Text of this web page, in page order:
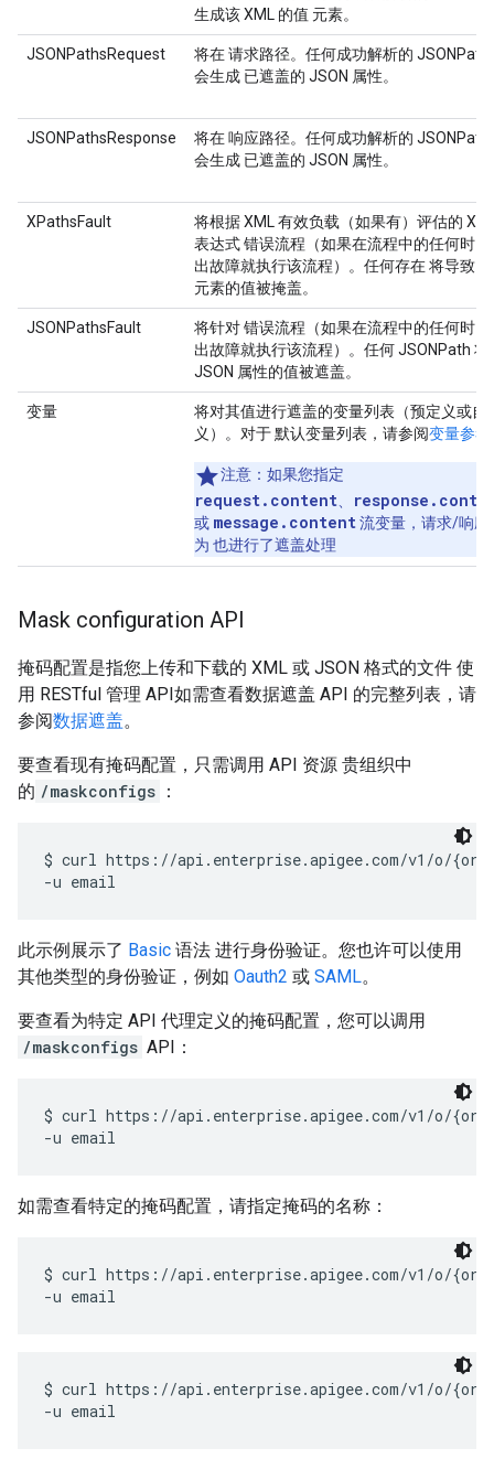
生成该 XML 的值 元素。
JSONPathsRequest
将在 请求路径。任何成功解析的 JSONPath
会生成 已遮盖的 JSON 属性。
JSONPathsResponse
将在 响应路径。任何成功解析的 JSONPath
会生成 已遮盖的 JSON 属性。
XPathsFault
将根据 XML 有效负载（如果有）评估的
表达式 错误流程（如果在流程中的任何时间
出故障就执行该流程）。任何存在 将导致
元素的值被掩盖。
JSONPathsFault
将针对 错误流程（如果在流程中的任何时间
出故障就执行该流程）。任何 JSONPath 将
JSON 属性的值被遮盖。
变量
将对其值进行遮盖的变量列表（预定义或自
义）。对于 默认变量列表，请参阅变量参考
注意 ：如果您指定
request.content
或 message.content流变量，请求/响应
为 也进行了遮盖处理
Mask configuration API
掩码配置是指您上传和下载的 XML 或 JSON 格式的文件 使
用 RESTful 管理 API如需查看数据遮盖 API 的完整列表，请
参阅数据遮盖。
要查看现有掩码配置，只需调用 API 资源 贵组织中
的 /maskconfigs ：
$ curl https://api.enterprise.apigee.com/v1/o/
-u email
此示例展示了 Basic 语法 进行身份验证。您也许可以使用
其他类型的身份验证，例如 Oauth2 或 SAML。
要查看为特定 API 代理定义的掩码配置，您可以调用
/maskconfigs API：
$ curl https://api.enterprise.apigee.com/v1/o/
如需查看特定的掩码配置，请指定掩码的名称：
$ curl https://api.enterprise.apigee.com/v1/o/
$ curl https://api.enterprise.apigee.com/v1/o/